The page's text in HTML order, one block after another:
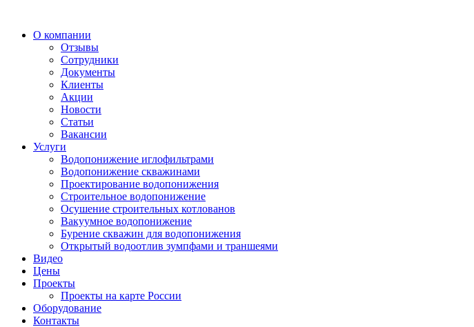
О компании
Отзывы
Сотрудники
Документы
Клиенты
Акции
Новости
Статьи
Вакансии
Услуги
Водопонижение иглофильтрами
Водопонижение скважинами
Проектирование водопонижения
Строительное водопонижение
Осушение строительных котлованов
Вакуумное водопонижение
Бурение скважин для водопонижения
Открытый водоотлив зумпфами и траншеями
Видео
Цены
Проекты
Проекты на карте России
Оборудование
Контакты